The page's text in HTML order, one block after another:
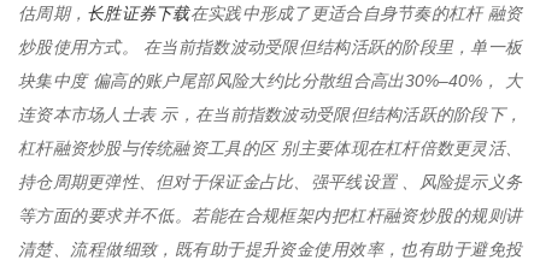
估周期， 长胜证券下载在实践中形成了更适合自身节奏的杠杆 融资
炒股使用方式。 在当前指数波动受限但结构活跃的阶段里，单一板
块集中度 偏高的账户尾部风险大约比分散组合高出30%–40%， 大
连资本市场人士表 示，在当前指数波动受限但结构活跃的阶段下，
杠杆融资炒股与传统融资工具的区 别主要体现在杠杆倍数更灵活、
持仓周期更弹性、但对于保证金占比、强平线设置 、风险提示义务
等方面的要求并不低。若能在合规框架内把杠杆融资炒股的规则讲
清楚、流程做细致，既有助于提升资金使用效率，也有助于避免投